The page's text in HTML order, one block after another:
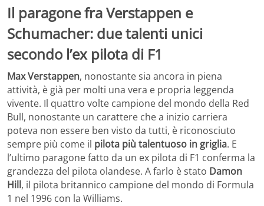
Il paragone fra Verstappen e
Schumacher: due talenti unici
secondo l’ex pilota di F1
Max Verstappen, nonostante sia ancora in piena
attività, è già per molti una vera e propria leggenda
vivente. Il quattro volte campione del mondo della Red
Bull, nonostante un carattere che a inizio carriera
poteva non essere ben visto da tutti, è riconosciuto
sempre più come il pilota più talentuoso in griglia. E
l’ultimo paragone fatto da un ex pilota di F1 conferma la
grandezza del pilota olandese. A farlo è stato Damon
Hill, il pilota britannico campione del mondo di Formula
1 nel 1996 con la Williams.